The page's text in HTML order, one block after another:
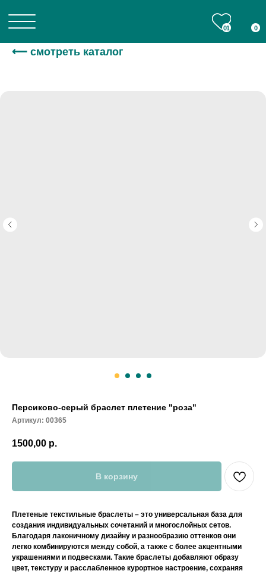
⟵ смотреть каталог
Персиково-серый браслет плетение "роза"
Артикул: 00365
1500,00 р.
В корзину
Плетеные текстильные браслеты – это универсальная база для
создания индивидуальных сочетаний и многослойных сетов.
Благодаря лаконичному дизайну и разнообразию оттенков они
легко комбинируются между собой, а также с более акцентными
украшениями и подвесками. Такие браслеты добавляют образу
цвет, текстуру и расслабленное курортное настроение, сохраняя